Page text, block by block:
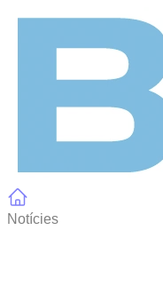
Notícies